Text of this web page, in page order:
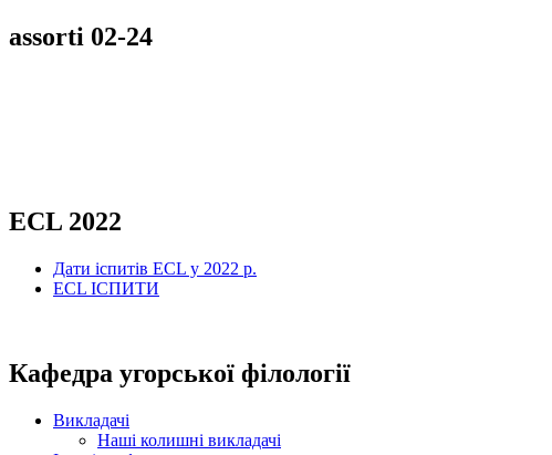
assorti 02-24
ECL 2022
Дати іспитів ECL у 2022 р.
ECL ІСПИТИ
Кафедра угорської філології
Викладачі
Наші колишні викладачі